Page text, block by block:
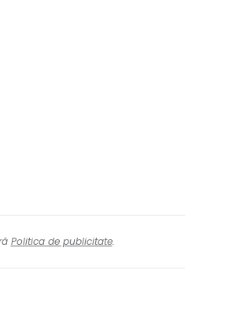
Politica de publicitate.